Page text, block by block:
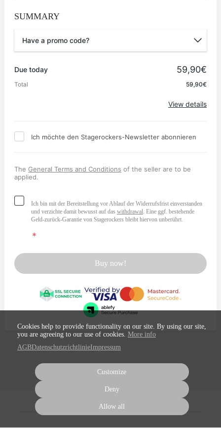
SUMMARY
Have a promo code?
Due today 59,90€
Total 59,90€
View details
Ich möchte den Stagerockers-Newsletter abonnieren
The General Terms and Conditions of the seller are to be
applied.
Ich bin mit der Bereitstellung vor Ablauf der Widerrufsfrist einverstanden
und verzichte damit bewusst auf das withdrawal . Eine ggf. bestehende
Geld-zurück-Garantie von Stagerockers bleibt hiervon unberührt.
Buy now!
Cookies help to provide functionality on our site. By using our site,
you are agreeing to our use of cookies. More info
AGBDatenschutzrichtlinieImpressum
Customize
Deny
Allow all